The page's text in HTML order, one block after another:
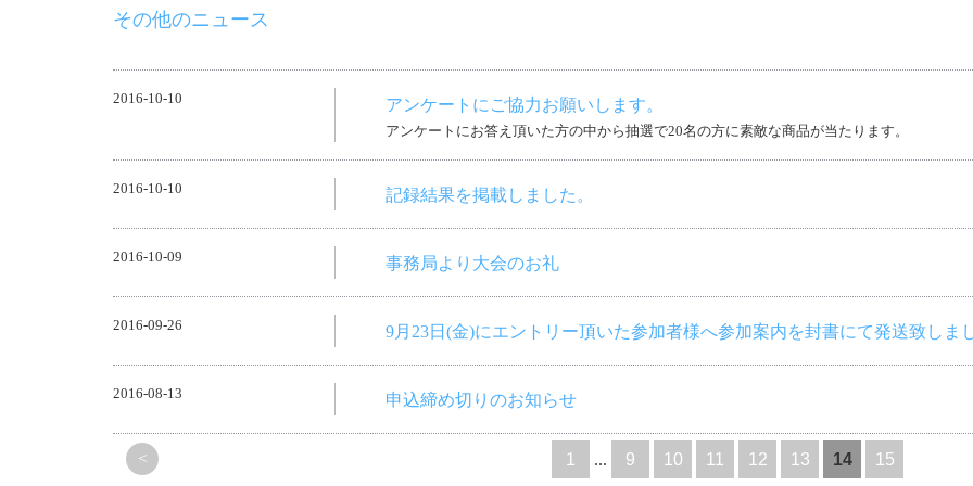
その他のニュース
2016-10-10 アンケートにご協力お願いします。
アンケートにお答え頂いた方の中から抽選で20名の方に素敵な商品が当たります。
2016-10-10 記録結果を掲載しました。
2016-10-09 事務局より大会のお礼
2016-09-26 9月23日(金)にエントリー頂いた参加者様へ参加案内を封書にて発送致しま
2016-08-13 申込締め切りのお知らせ
< 1 ... 9 10 11 12 13 14 15